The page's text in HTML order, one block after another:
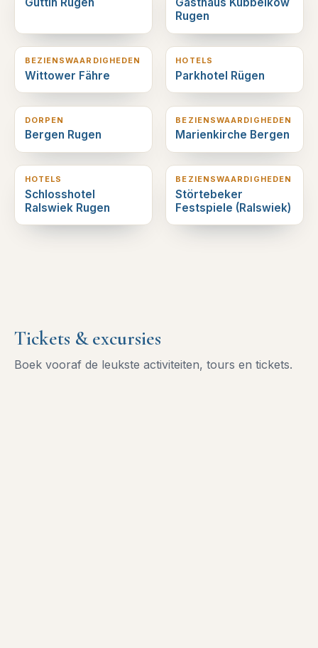
Rugen
11 km verderop
BEZIENSWAARDIGHEDEN
Wittower Fähre
13 km verderop
HOTELS
Parkhotel Rügen
13 km verderop
DORPEN
Bergen Rugen
13 km verderop
BEZIENSWAARDIGHEDEN
Marienkirche Bergen
13 km verderop
HOTELS
Schlosshotel
Ralswiek Rugen
13 km verderop
BEZIENSWAARDIGHEDEN
Störtebeker
Festspiele (Ralswiek)
Tickets & excursies
Boek vooraf de leukste activiteiten, tours en tickets.